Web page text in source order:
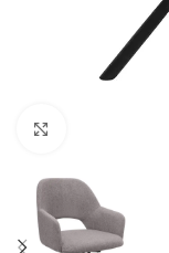
Κάντε κλικ